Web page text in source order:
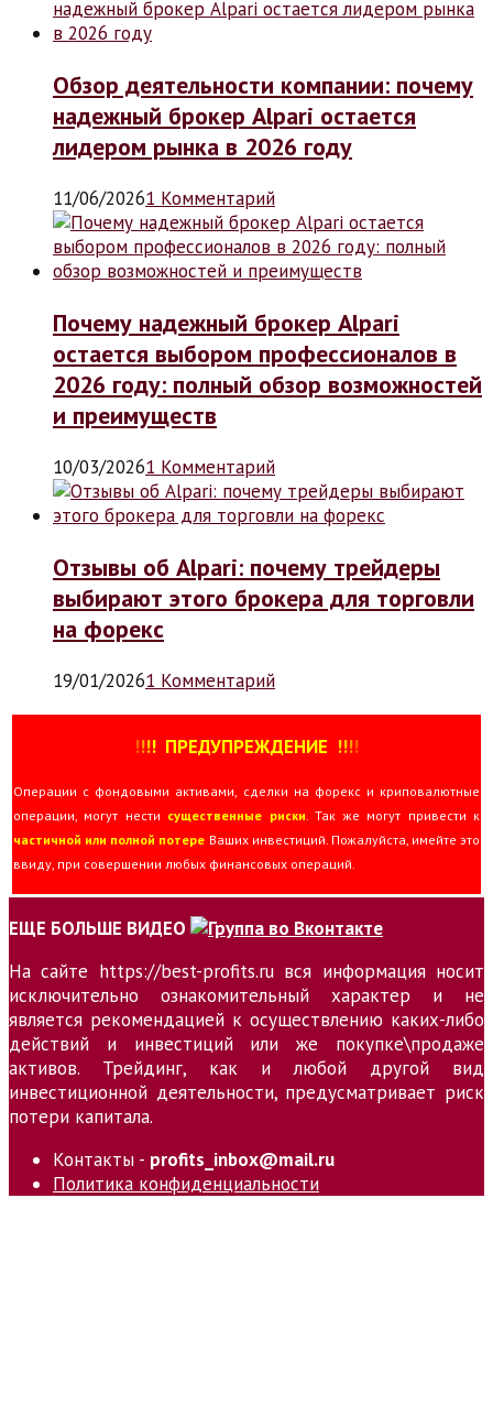
Обзор деятельности компании: почему
надежный брокер Alpari остается
лидером рынка в 2026 году
11/06/20261 Комментарий
Почему надежный брокер Alpari
остается выбором профессионалов в
2026 году: полный обзор возможностей
и преимуществ
10/03/20261 Комментарий
Отзывы об Alpari: почему трейдеры
выбирают этого брокера для торговли
на форекс
19/01/20261 Комментарий
!!!! ПРЕДУПРЕЖДЕНИЕ !!!!
Операции с фондовыми активами, сделки на форекс и криповалютные
операции, могут нести существенные риски . Так же могут привести к
частичной или полной потере Ваших инвестиций. Пожалуйста, имейте это
ввиду, при совершении любых финансовых операций.
ЕЩЕ БОЛЬШЕ ВИДЕО
На сайте https://best-profits.ru вся информация носит
исключительно ознакомительный характер и не
является рекомендацией к осуществлению каких-либо
действий и инвестиций или же покупке\продаже
активов. Трейдинг, как и любой другой вид
инвестиционной деятельности, предусматривает риск
потери капитала.
Контакты - profits_inbox@mail.ru
Политика конфиденциальности